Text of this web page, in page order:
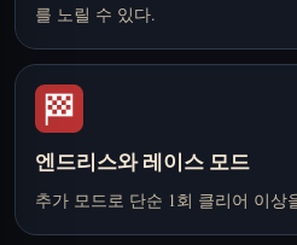
를 노릴 수 있다.
🏁
엔드리스와 레이스 모드
추가 모드로 단순 1회 클리어 이상